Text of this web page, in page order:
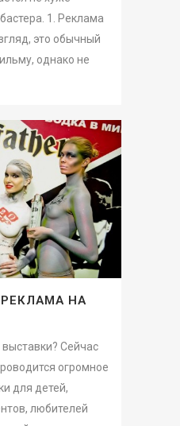
1. Реклама
это обычный
однако не
НА
Сейчас
огромное
для детей,
любителей